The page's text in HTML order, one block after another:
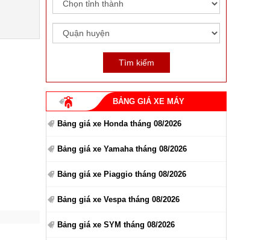
BẢNG GIÁ XE MÁY
Bảng giá xe Honda tháng 08/2026
Bảng giá xe Yamaha tháng 08/2026
Bảng giá xe Piaggio tháng 08/2026
Bảng giá xe Vespa tháng 08/2026
Bảng giá xe SYM tháng 08/2026